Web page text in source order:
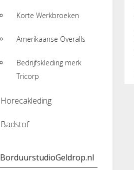
Korte Werkbroeken
Amerikaanse Overalls
Bedrijfskleding merk
Tricorp
Horecakleding
Badstof
BorduurstudioGeldrop.nl